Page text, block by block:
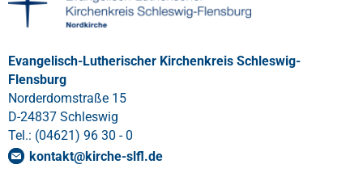
Evangelisch-Lutherischer Kirchenkreis Schleswig-
Flensburg
Norderdomstraße 15
D-24837 Schleswig
Tel.: (04621) 96 30 - 0
kontakt@kirche-slfl.de